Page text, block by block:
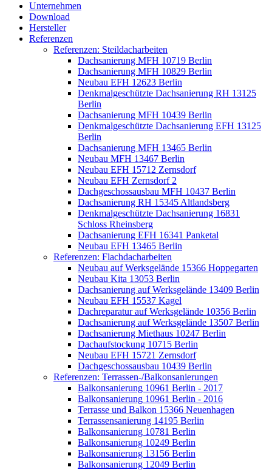
Unternehmen
Download
Hersteller
Referenzen
Referenzen: Steildacharbeiten
Dachsanierung MFH 10719 Berlin
Dachsanierung MFH 10829 Berlin
Neubau EFH 12623 Berlin
Denkmalgeschützte Dachsanierung RH 13125
Berlin
Dachsanierung MFH 10439 Berlin
Denkmalgeschützte Dachsanierung EFH 13125
Berlin
Dachsanierung MFH 13465 Berlin
Neubau MFH 13467 Berlin
Neubau EFH 15712 Zernsdorf
Neubau EFH Zernsdorf 2
Dachgeschossausbau MFH 10437 Berlin
Dachsanierung RH 15345 Altlandsberg
Denkmalgeschützte Dachsanierung 16831
Schloss Rheinsberg
Dachsanierung EFH 16341 Panketal
Neubau EFH 13465 Berlin
Referenzen: Flachdacharbeiten
Neubau auf Werksgelände 15366 Hoppegarten
Neubau Kita 13053 Berlin
Dachsanierung auf Werksgelände 13409 Berlin
Neubau EFH 15537 Kagel
Dachreparatur auf Werksgelände 10356 Berlin
Dachsanierung auf Werksgelände 13507 Berlin
Dachsanierung Miethaus 10247 Berlin
Dachaufstockung 10715 Berlin
Neubau EFH 15721 Zernsdorf
Dachgeschossausbau 10439 Berlin
Referenzen: Terrassen-/Balkonsanierungen
Balkonsanierung 10961 Berlin - 2017
Balkonsanierung 10961 Berlin - 2016
Terrasse und Balkon 15366 Neuenhagen
Terrassensanierung 14195 Berlin
Balkonsanierung 10781 Berlin
Balkonsanierung 10249 Berlin
Balkonsanierung 13156 Berlin
Balkonsanierung 12049 Berlin